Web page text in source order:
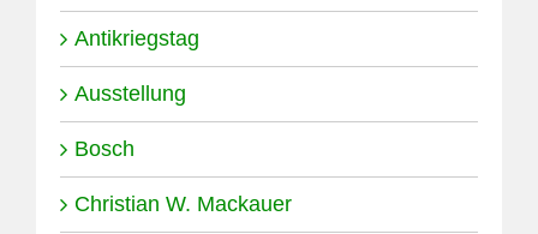
Antikriegstag
Ausstellung
Bosch
Christian W. Mackauer